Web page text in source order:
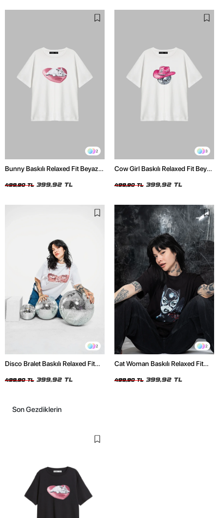
2
Bunny Baskılı Relaxed Fit Beyaz
499,90 TL 399,92 TL
3
Cow Girl Baskılı Relaxed Fit Beyaz
499,90 TL 399,92 TL
2
Disco Bralet Baskılı Relaxed Fit
499,90 TL 399,92 TL
2
Cat Woman Baskılı Relaxed Fit
499,90 TL 399,92 TL
Son Gezdiklerin